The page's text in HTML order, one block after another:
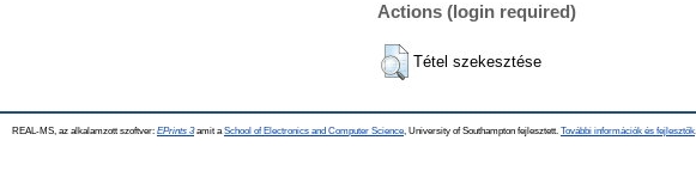
Actions (login required)
Tétel szekesztése
REAL-MS, az alkalamzott szoftver: EPrints 3amit a School of Electronics and Computer Science , University of Southampton fejlesztett. További információk és fejlesztők